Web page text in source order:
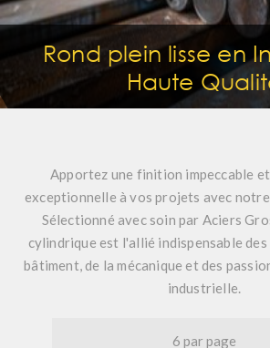
Rond plein lisse en
Haute
Apportez une finition impeccable
exceptionnelle à vos projets avec
Sélectionné avec soin par Aciers
cylindrique est l'allié indispensable
bâtiment, de la mécanique et des
industrielle.